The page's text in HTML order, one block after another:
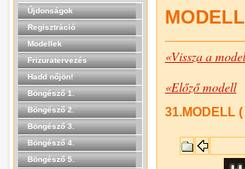
Újdonságok
Regisztráció
Modellek
Frizuratervezés
Hadd nőjön!
Böngésző 1.
Böngésző 2.
Böngésző 3.
Böngésző 4.
Böngésző 5.
«Vissza a
«Előző modell
31.MODELL